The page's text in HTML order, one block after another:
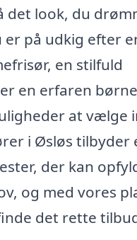
det look, du
er på udkig efter
en stilfuld
en erfaren
at vælge
i Øsløs tilbyder
der kan
og med vores
det rette